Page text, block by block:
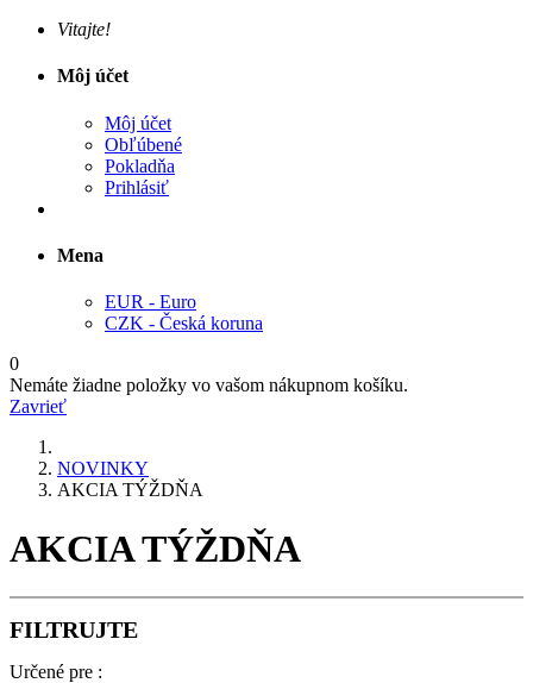
Vitajte!
Môj účet
Môj účet
Obľúbené
Pokladňa
Prihlásiť
Mena
EUR - Euro
CZK - Česká koruna
0
Nemáte žiadne položky vo vašom nákupnom košíku.
Zavrieť
NOVINKY
AKCIA TÝŽDŇA
AKCIA TÝŽDŇA
FILTRUJTE
Určené pre :